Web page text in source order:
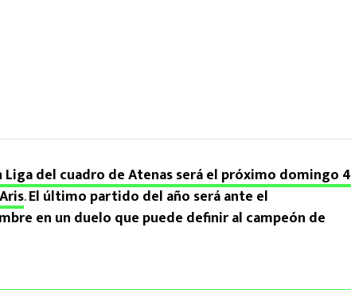
del cuadro de Atenas será el próximo domingo 4
.El último partido del año será ante el
en un duelo que puede definir al campeón de